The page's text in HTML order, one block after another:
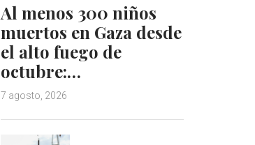
Al menos 300 niños
muertos en Gaza desde
el alto fuego de
octubre:…
7 agosto, 2026